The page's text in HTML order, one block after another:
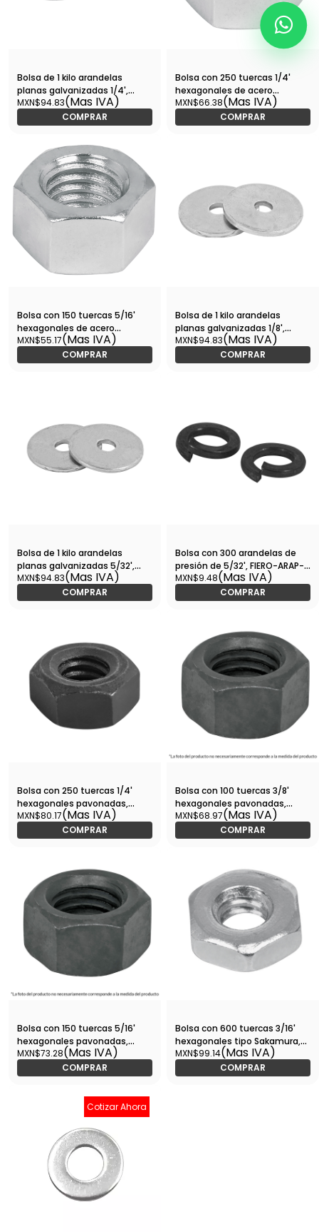
Bolsa de 1 kilo arandelas
planas galvanizadas 1/4',
FIERO-ARA-1/4 / 44543
MXN$94.83(Mas IVA)
COMPRAR
Bolsa con 250 tuercas 1/4'
hexagonales de acero
galvanizado-TUE-1/4 / 44548
MXN$66.38(Mas IVA)
COMPRAR
Bolsa con 150 tuercas 5/16'
hexagonales de acero
galvanizado-TUE-5/16 /
MXN$55.17(Mas IVA)
COMPRAR
Bolsa de 1 kilo arandelas
planas galvanizadas 1/8',
FIERO-ARA-1/8 / 44540
MXN$94.83(Mas IVA)
COMPRAR
Bolsa de 1 kilo arandelas
planas galvanizadas 5/32',
FIERO-ARA-5/32 / 44541
MXN$94.83(Mas IVA)
COMPRAR
Bolsa con 300 arandelas de
presión de 5/32', FIERO-ARAP-
5/32 / 44684
MXN$9.48(Mas IVA)
COMPRAR
Bolsa con 250 tuercas 1/4'
hexagonales pavonadas,
grado 5-TUE5-1/4 / 44695
MXN$80.17(Mas IVA)
COMPRAR
Bolsa con 100 tuercas 3/8'
hexagonales pavonadas,
grado 5-TUE5-3/8 / 44697
MXN$68.97(Mas IVA)
COMPRAR
Bolsa con 150 tuercas 5/16'
hexagonales pavonadas,
grado 5-TUE5-5/16 / 44696
MXN$73.28(Mas IVA)
COMPRAR
Bolsa con 600 tuercas 3/16'
hexagonales tipo Sakamura,
FIERO-TUES-3/16 / 44555
MXN$99.14(Mas IVA)
COMPRAR
Cotizar Ahora